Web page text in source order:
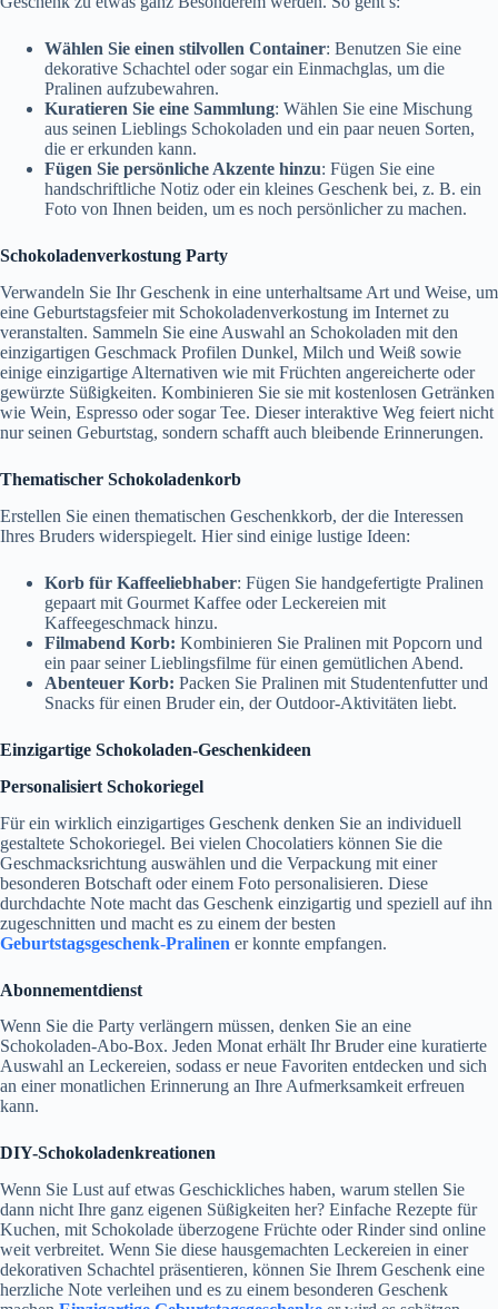
Wählen Sie einen stilvollen Container: Benutzen Sie eine
dekorative Schachtel oder sogar ein Einmachglas, um die
Pralinen aufzubewahren.
Kuratieren Sie eine Sammlung: Wählen Sie eine Mischung
aus seinen Lieblings Schokoladen und ein paar neuen Sorten,
die er erkunden kann.
Fügen Sie persönliche Akzente hinzu: Fügen Sie eine
handschriftliche Notiz oder ein kleines Geschenk bei, z. B. ein
Foto von Ihnen beiden, um es noch persönlicher zu machen.
Schokoladenverkostung Party
Verwandeln Sie Ihr Geschenk in eine unterhaltsame Art und Weise, um
eine Geburtstagsfeier mit Schokoladenverkostung im Internet zu
veranstalten. Sammeln Sie eine Auswahl an Schokoladen mit den
einzigartigen Geschmack Profilen Dunkel, Milch und Weiß sowie
einige einzigartige Alternativen wie mit Früchten angereicherte oder
gewürzte Süßigkeiten. Kombinieren Sie sie mit kostenlosen Getränken
wie Wein, Espresso oder sogar Tee. Dieser interaktive Weg feiert nicht
nur seinen Geburtstag, sondern schafft auch bleibende Erinnerungen.
Thematischer Schokoladenkorb
Erstellen Sie einen thematischen Geschenkkorb, der die Interessen
Ihres Bruders widerspiegelt. Hier sind einige lustige Ideen:
Korb für Kaffeeliebhaber: Fügen Sie handgefertigte Pralinen
gepaart mit Gourmet Kaffee oder Leckereien mit
Kaffeegeschmack hinzu.
Filmabend Korb: Kombinieren Sie Pralinen mit Popcorn und
ein paar seiner Lieblingsfilme für einen gemütlichen Abend.
Abenteuer Korb: Packen Sie Pralinen mit Studentenfutter und
Snacks für einen Bruder ein, der Outdoor-Aktivitäten liebt.
Einzigartige Schokoladen-Geschenkideen
Personalisiert Schokoriegel
Für ein wirklich einzigartiges Geschenk denken Sie an individuell
gestaltete Schokoriegel. Bei vielen Chocolatiers können Sie die
Geschmacksrichtung auswählen und die Verpackung mit einer
besonderen Botschaft oder einem Foto personalisieren. Diese
durchdachte Note macht das Geschenk einzigartig und speziell auf ihn
zugeschnitten und macht es zu einem der besten
Geburtstagsgeschenk-Pralinen er konnte empfangen.
Abonnementdienst
Wenn Sie die Party verlängern müssen, denken Sie an eine
Schokoladen-Abo-Box. Jeden Monat erhält Ihr Bruder eine kuratierte
Auswahl an Leckereien, sodass er neue Favoriten entdecken und sich
an einer monatlichen Erinnerung an Ihre Aufmerksamkeit erfreuen
kann.
DIY-Schokoladenkreationen
Wenn Sie Lust auf etwas Geschickliches haben, warum stellen Sie
dann nicht Ihre ganz eigenen Süßigkeiten her? Einfache Rezepte für
Kuchen, mit Schokolade überzogene Früchte oder Rinder sind online
weit verbreitet. Wenn Sie diese hausgemachten Leckereien in einer
dekorativen Schachtel präsentieren, können Sie Ihrem Geschenk eine
herzliche Note verleihen und es zu einem besonderen Geschenk